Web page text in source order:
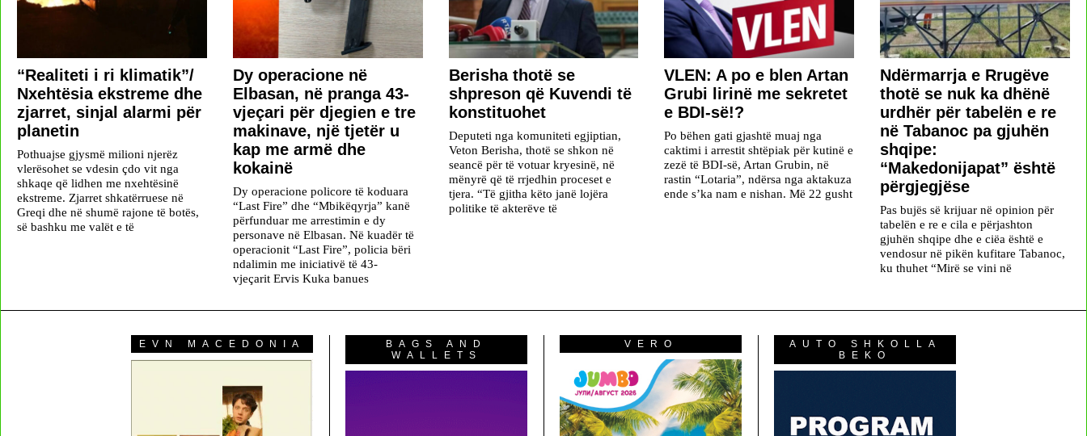
“Realiteti i ri klimatik”/
Nxehtësia ekstreme dhe
zjarret, sinjal alarmi për
planetin
Pothuajse gjysmë milioni njerëz
vlerësohet se vdesin çdo vit nga
shkaqe që lidhen me nxehtësinë
ekstreme. Zjarret shkatërruese në
Greqi dhe në shumë rajone të botës,
së bashku me valët e të
Dy operacione në
Elbasan, në pranga 43-
vjeçari për djegien e tre
makinave, një tjetër u
kap me armë dhe
kokainë
Dy operacione policore të koduara
“Last Fire” dhe “Mbikëqyrja” kanë
përfunduar me arrestimin e dy
personave në Elbasan. Në kuadër të
operacionit “Last Fire”, policia bëri
ndalimin me iniciativë të 43-
vjeçarit Ervis Kuka banues
Berisha thotë se
shpreson që Kuvendi të
konstituohet
Deputeti nga komuniteti egjiptian,
Veton Berisha, thotë se shkon në
seancë për të votuar kryesinë, në
mënyrë që të rrjedhin proceset e
tjera. “Të gjitha këto janë lojëra
politike të akterëve të
VLEN: A po e blen Artan
Grubi lirinë me sekretet
e BDI-së!?
Po bëhen gati gjashtë muaj nga
caktimi i arrestit shtëpiak për kutinë e
zezë të BDI-së, Artan Grubin, në
rastin “Lotaria”, ndërsa nga aktakuza
ende s’ka nam e nishan. Më 22 gusht
Ndërmarrja e Rrugëve
thotë se nuk ka dhënë
urdhër për tabelën e re
në Tabanoc pa gjuhën
shqipe:
“Makedonijapat” është
përgjegjëse
Pas bujës së krijuar në opinion për
tabelën e re e cila e përjashton
gjuhën shqipe dhe e ciëa është e
vendosur në pikën kufitare Tabanoc,
ku thuhet “Mirë se vini në
EVN MACEDONIA
BAGS AND
WALLETS
VERO
AUTO SHKOLLA
BEKO